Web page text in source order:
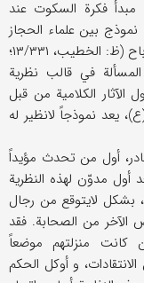
مبدأ فكرة السكوت عند
بين علماء الحجاز
في عصر التابعين مثل فقيه مكة عطاء بن أبي رباح (ظ: الخطيب، ۱۳/۳۳۱؛
طرح هذه المسألة في قالب نظرية
الآثار الكلامية من قبل
يعد نموذجاً لانظير له
أول من تحدث مؤيداً
(مثلاً ظ: ابن سعد، ۵/۶۷، ۲۴۱)، يعد أول مدوّن لهذه النظرية
بشكل لايتوقع من رجال
الآخر من الصحابة. فقد
كانت منزلتهم موضعاً
و أوكل الحكم